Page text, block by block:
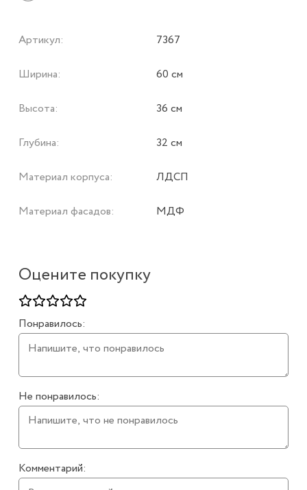
Оцените покупку
Понравилось:
Не понравилось:
Комментарий:
Артикул: 7367
Ширина: 60 см
Высота: 36 см
Глубина: 32 см
Материал корпуса: ЛДСП
Материал фасадов: МДФ